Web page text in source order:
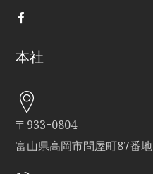
本社
〒933ｰ0804
富山県高岡市問屋町87番地